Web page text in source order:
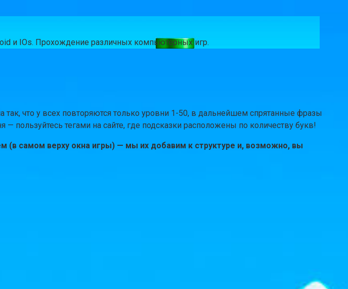
и IOs. Прохождение различных компьютерных игр.
что у всех повторяются только уровни 1-50, в дальнейшем спрятанные фразы
пользуйтесь тегами на сайте, где подсказки расположены по количеству букв!
(в самом верху окна игры) — мы их добавим к структуре и, возможно, вы